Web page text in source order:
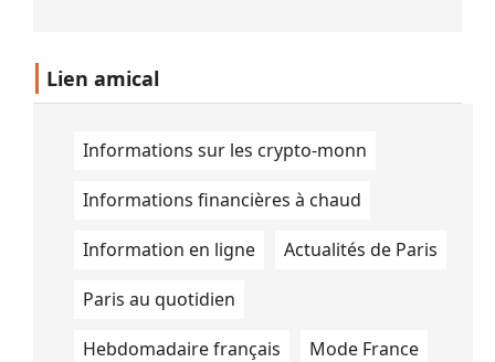
Lien amical
Informations sur les crypto-monn
Informations financières à chaud
Information en ligne Actualités de Paris
Paris au quotidien
Hebdomadaire français Mode France